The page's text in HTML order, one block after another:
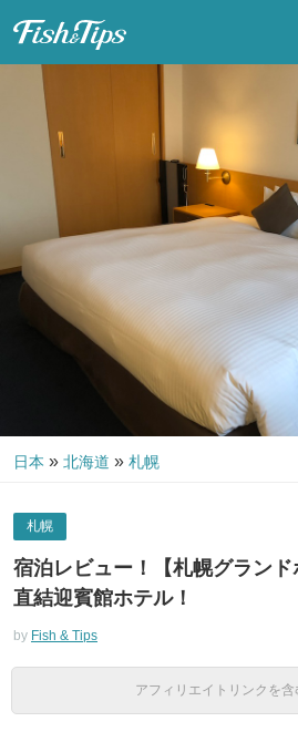
日本 » 北海道 » 札幌
札幌
宿泊レビュー！【札幌グラン
直結迎賓館ホテル！
by Fish & Tips
アフィリエイトリンクを含